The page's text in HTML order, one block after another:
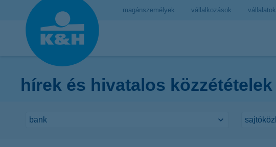
magánszemélyek vállalkozások vállalatok
hírek és hivatalos közzétételek